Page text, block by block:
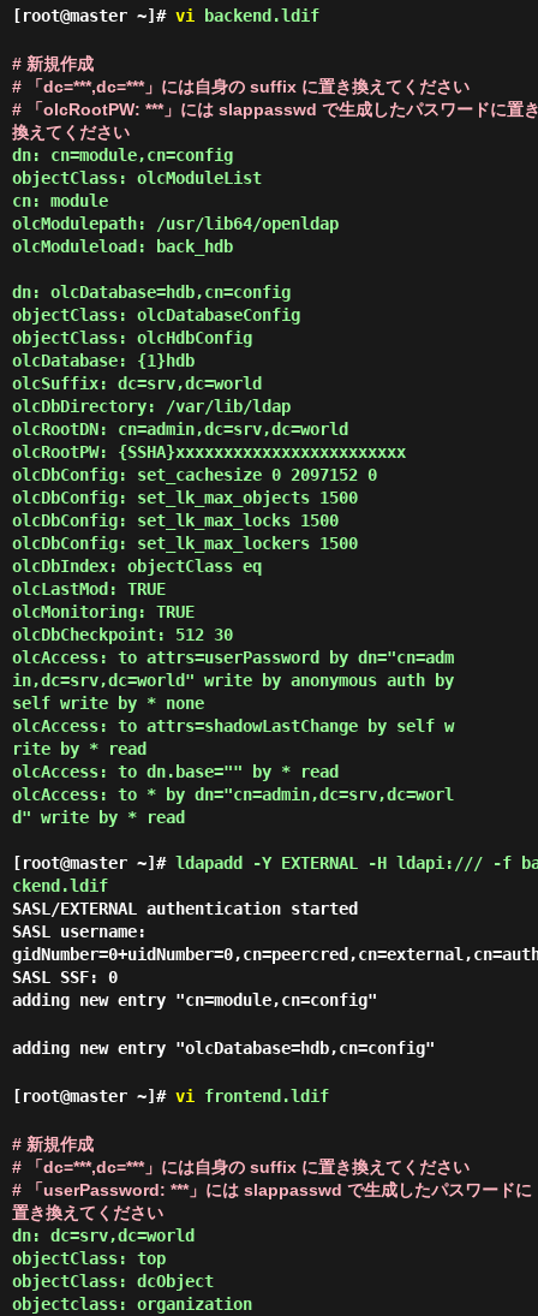
[root@master ~]# vi backend.ldif
# 新規作成
# 「dc=***,dc=***」には自身の suffix に置き換えてください
# 「olcRootPW: ***」には slappasswd で生成したパスワードに置
換えてください
dn: cn=module,cn=config
objectClass: olcModuleList
cn: module
olcModulepath: /usr/lib64/openldap
olcModuleload: back_hdb
dn: olcDatabase=hdb,cn=config
objectClass: olcDatabaseConfig
objectClass: olcHdbConfig
olcDatabase: {1}hdb
olcSuffix: dc=srv,dc=world
olcDbDirectory: /var/lib/ldap
olcRootDN: cn=admin,dc=srv,dc=world
olcRootPW: {SSHA}xxxxxxxxxxxxxxxxxxxxxxxx
olcDbConfig: set_cachesize 0 2097152 0
olcDbConfig: set_lk_max_objects 1500
olcDbConfig: set_lk_max_locks 1500
olcDbConfig: set_lk_max_lockers 1500
olcDbIndex: objectClass eq
olcLastMod: TRUE
olcMonitoring: TRUE
olcDbCheckpoint: 512 30
olcAccess: to attrs=userPassword by dn="cn=adm
in,dc=srv,dc=world" write by anonymous auth by
self write by * none
olcAccess: to attrs=shadowLastChange by self w
rite by * read
olcAccess: to dn.base="" by * read
olcAccess: to * by dn="cn=admin,dc=srv,dc=worl
d" write by * read
[root@master ~]# ldapadd -Y EXTERNAL -H ldapi:/// -f
ckend.ldif
SASL/EXTERNAL authentication started
SASL username:
SASL SSF: 0
adding new entry "cn=module,cn=config"
adding new entry "olcDatabase=hdb,cn=config"
[root@master ~]# vi frontend.ldif
# 新規作成
# 「dc=***,dc=***」には自身の suffix に置き換えてください
# 「userPassword: ***」には slappasswd で生成したパスワードに
置き換えてください
dn: dc=srv,dc=world
objectClass: top
objectClass: dcObject
objectclass: organization